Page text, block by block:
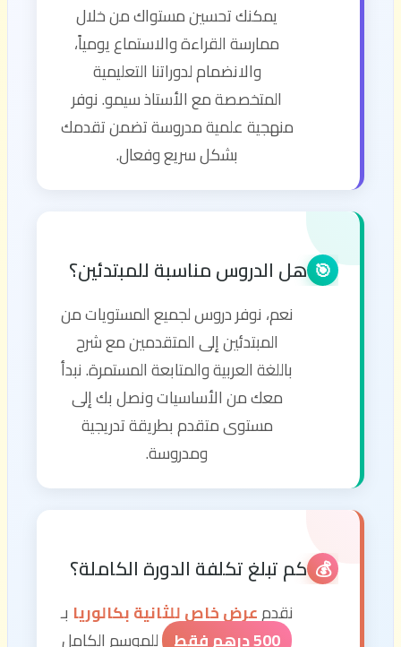
يمكنك تحسين مستواك من خلال
ممارسة القراءة والاستماع يومياً،
والانضمام لدوراتنا التعليمية
المتخصصة مع الأستاذ سيمو. نوفر
منهجية علمية مدروسة تضمن تقدمك
بشكل سريع وفعال.
🎯 هل الدروس مناسبة للمبتدئين؟
نعم، نوفر دروس لجميع المستويات من
المبتدئين إلى المتقدمين مع شرح
باللغة العربية والمتابعة المستمرة. نبدأ
معك من الأساسيات ونصل بك إلى
مستوى متقدم بطريقة تدريجية
ومدروسة.
💰 كم تبلغ تكلفة الدورة الكاملة؟
نقدمعرض خاص للثانية بكالوريا بـ
500 درهم فقط
للموسم الكامل